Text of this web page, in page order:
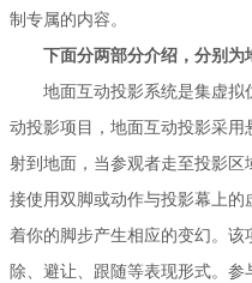
制专属的内容。
下面分两部分介绍，分别为
地面互动投影系统是集虚拟
动投影项目，地面互动投影采
射到地面，当参观者走至投影
接使用双脚或动作与投影幕上
着你的脚步产生相应的变幻。
除、避让、跟随等表现形式。